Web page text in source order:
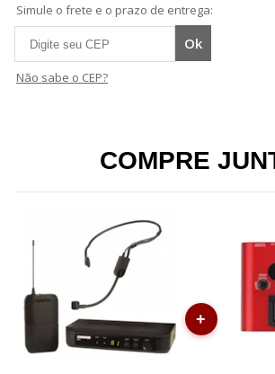
Simule o frete e o prazo de entrega:
Não sabe o CEP?
COMPRE